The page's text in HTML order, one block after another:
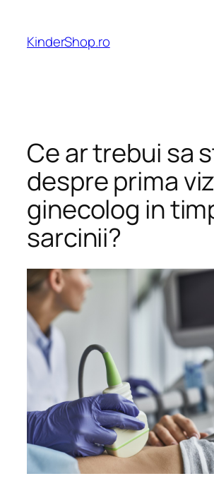
content
KinderShop.ro
Ce ar trebui sa
despre prima
ginecolog in
sarcinii?